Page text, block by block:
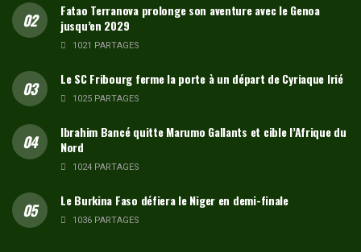
Fatao Terranova prolonge son aventure avec le Genoa
jusqu’en 2029
1021 PARTAGES
Le SC Fribourg ferme la porte à un départ de Cyriaque Irié
1025 PARTAGES
Ibrahim Bancé quitte Marumo Gallants et cible l’Afrique du
Nord
1024 PARTAGES
Le Burkina Faso défiera le Niger en demi-finale
1036 PARTAGES